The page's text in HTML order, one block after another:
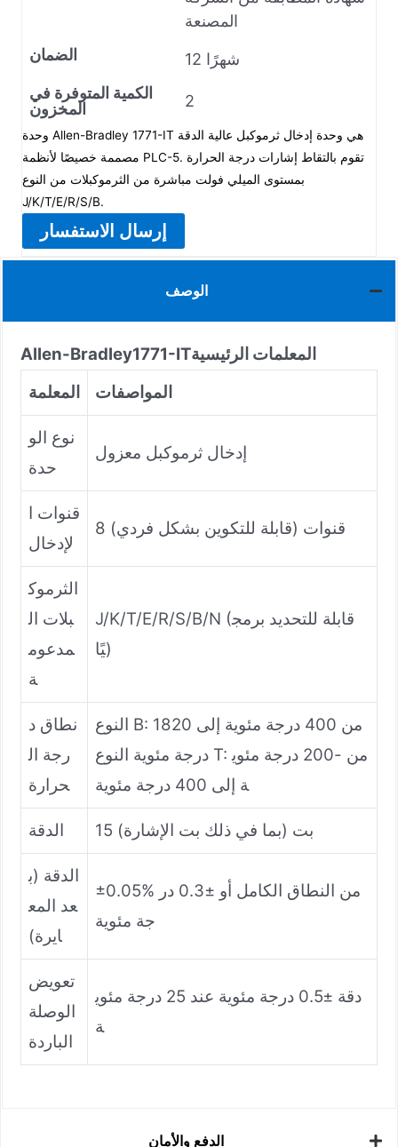
المصنعة
الضمان
12 شهرًا
الكمية المتوفرة في
المخزون
2
وحدة Allen-Bradley 1771-IT هي وحدة إدخال ثرموكبل عالية الدقة
مصممة خصيصًا لأنظمة PLC-5. تقوم بالتقاط إشارات درجة الحرارة
بمستوى الميلي فولت مباشرة من الثرموكبلات من النوع
J/K/T/E/R/S/B.
إرسال الاستفسار
الوصف
Allen-Bradley1771-ITالمعلمات الرئيسية
المعلمة
المواصفات
نوع الو
حدة
إدخال ثرموكبل معزول
قنوات ا
لإدخال
8 قنوات (قابلة للتكوين بشكل فردي)
الثرموك
بلات ال
مدعوم
ة
J/K/T/E/R/S/B/N (قابلة للتحديد برمج
يًا)
نطاق د
رجة ال
حرارة
النوع B: من 400 درجة مئوية إلى 1820
درجة مئوية النوع T: من -200 درجة مئوي
ة إلى 400 درجة مئوية
الدقة 15 بت (بما في ذلك بت الإشارة)
الدقة (ب
عد المع
ايرة)
±0.05% من النطاق الكامل أو ±0.3 در
جة مئوية
تعويض
الوصلة
الباردة
دقة ±0.5 درجة مئوية عند 25 درجة مئوي
ة
الدفع والأمان